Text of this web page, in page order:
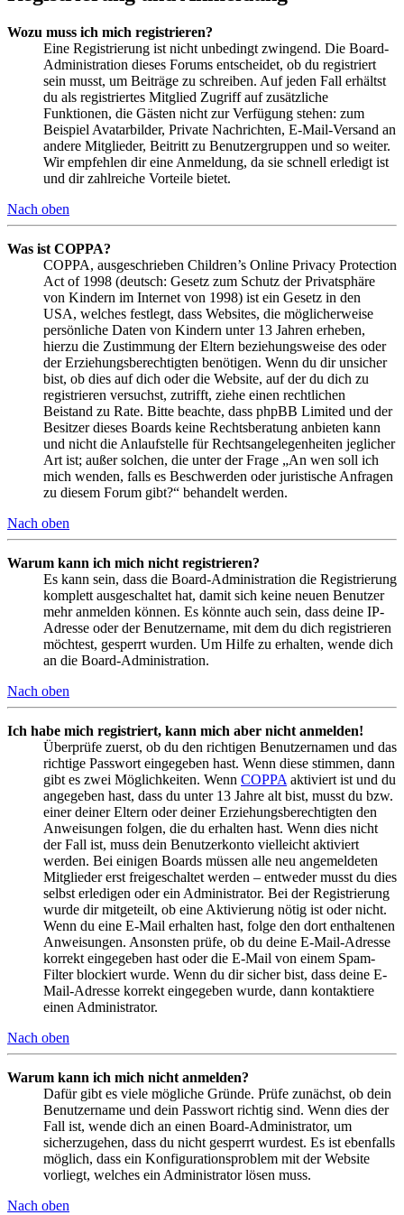
Wozu muss ich mich registrieren?
Eine Registrierung ist nicht unbedingt zwingend. Die Board-
Administration dieses Forums entscheidet, ob du registriert
sein musst, um Beiträge zu schreiben. Auf jeden Fall erhältst
du als registriertes Mitglied Zugriff auf zusätzliche
Funktionen, die Gästen nicht zur Verfügung stehen: zum
Beispiel Avatarbilder, Private Nachrichten, E-Mail-Versand an
andere Mitglieder, Beitritt zu Benutzergruppen und so weiter.
Wir empfehlen dir eine Anmeldung, da sie schnell erledigt ist
und dir zahlreiche Vorteile bietet.
Nach oben
Was ist COPPA?
COPPA, ausgeschrieben Children’s Online Privacy Protection
Act of 1998 (deutsch: Gesetz zum Schutz der Privatsphäre
von Kindern im Internet von 1998) ist ein Gesetz in den
USA, welches festlegt, dass Websites, die möglicherweise
persönliche Daten von Kindern unter 13 Jahren erheben,
hierzu die Zustimmung der Eltern beziehungsweise des oder
der Erziehungsberechtigten benötigen. Wenn du dir unsicher
bist, ob dies auf dich oder die Website, auf der du dich zu
registrieren versuchst, zutrifft, ziehe einen rechtlichen
Beistand zu Rate. Bitte beachte, dass phpBB Limited und der
Besitzer dieses Boards keine Rechtsberatung anbieten kann
und nicht die Anlaufstelle für Rechtsangelegenheiten jeglicher
Art ist; außer solchen, die unter der Frage „An wen soll ich
mich wenden, falls es Beschwerden oder juristische Anfragen
zu diesem Forum gibt?“ behandelt werden.
Nach oben
Warum kann ich mich nicht registrieren?
Es kann sein, dass die Board-Administration die Registrierung
komplett ausgeschaltet hat, damit sich keine neuen Benutzer
mehr anmelden können. Es könnte auch sein, dass deine IP-
Adresse oder der Benutzername, mit dem du dich registrieren
möchtest, gesperrt wurden. Um Hilfe zu erhalten, wende dich
an die Board-Administration.
Nach oben
Ich habe mich registriert, kann mich aber nicht anmelden!
Überprüfe zuerst, ob du den richtigen Benutzernamen und das
richtige Passwort eingegeben hast. Wenn diese stimmen, dann
gibt es zwei Möglichkeiten. Wenn COPPA aktiviert ist und du
angegeben hast, dass du unter 13 Jahre alt bist, musst du bzw.
einer deiner Eltern oder deiner Erziehungsberechtigten den
Anweisungen folgen, die du erhalten hast. Wenn dies nicht
der Fall ist, muss dein Benutzerkonto vielleicht aktiviert
werden. Bei einigen Boards müssen alle neu angemeldeten
Mitglieder erst freigeschaltet werden – entweder musst du dies
selbst erledigen oder ein Administrator. Bei der Registrierung
wurde dir mitgeteilt, ob eine Aktivierung nötig ist oder nicht.
Wenn du eine E-Mail erhalten hast, folge den dort enthaltenen
Anweisungen. Ansonsten prüfe, ob du deine E-Mail-Adresse
korrekt eingegeben hast oder die E-Mail von einem Spam-
Filter blockiert wurde. Wenn du dir sicher bist, dass deine E-
Mail-Adresse korrekt eingegeben wurde, dann kontaktiere
einen Administrator.
Nach oben
Warum kann ich mich nicht anmelden?
Dafür gibt es viele mögliche Gründe. Prüfe zunächst, ob dein
Benutzername und dein Passwort richtig sind. Wenn dies der
Fall ist, wende dich an einen Board-Administrator, um
sicherzugehen, dass du nicht gesperrt wurdest. Es ist ebenfalls
möglich, dass ein Konfigurationsproblem mit der Website
vorliegt, welches ein Administrator lösen muss.
Nach oben